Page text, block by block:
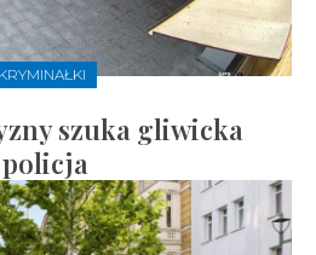
KRYMINAŁKI
szuka gliwicka
policja